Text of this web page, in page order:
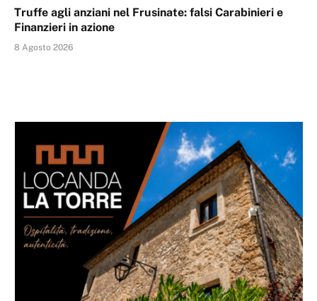
Truffe agli anziani nel Frusinate: falsi Carabinieri e
Finanzieri in azione
8 Agosto 2026